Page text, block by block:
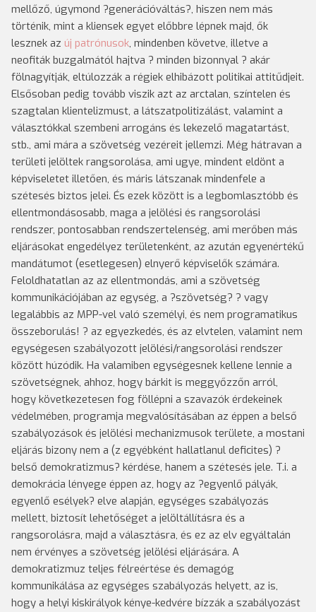
mellőző, úgymond ?generációváltás?, hiszen nem más
történik, mint a kliensek egyet előbbre lépnek majd, ők
lesznek az új patrónusok, mindenben követve, illetve a
neofiták buzgalmától hajtva ? minden bizonnyal ? akár
fölnagyítják, eltúlozzák a régiek elhibázott politikai attitűdjeit.
Elsősoban pedig tovább viszik azt az arctalan, színtelen és
szagtalan klientelizmust, a látszatpolitizálást, valamint a
választókkal szembeni arrogáns és lekezelő magatartást,
stb., ami mára a szövetség vezéreit jellemzi. Még hátravan a
területi jelöltek rangsorolása, ami ugye, mindent eldönt a
képviseletet illetően, és máris látszanak mindenfele a
szétesés biztos jelei. És ezek között is a legbomlasztóbb és
ellentmondásosabb, maga a jelölési és rangsorolási
rendszer, pontosabban rendszertelenség, ami merőben más
eljárásokat engedélyez területenként, az azután egyenértékű
mandátumot (esetlegesen) elnyerő képviselők számára.
Feloldhatatlan az az ellentmondás, ami a szövetség
kommunikációjában az egység, a ?szövetség? ? vagy
legalábbis az MPP-vel való személyi, és nem programatikus
összeborulás! ? az egyezkedés, és az elvtelen, valamint nem
egységesen szabályozott jelölési/rangsorolási rendszer
között húzódik. Ha valamiben egységesnek kellene lennie a
szövetségnek, ahhoz, hogy bárkit is meggyőzzőn arról,
hogy következetesen fog föllépni a szavazók érdekeinek
védelmében, programja megvalósításában az éppen a belső
szabályozások és jelölési mechanizmusok területe, a mostani
eljárás bizony nem a (z egyébként hallatlanul deficites) ?
belső demokratizmus? kérdése, hanem a szétesés jele. T.i. a
demokrácia lényege éppen az, hogy az ?egyenlő pályák,
egyenlő esélyek? elve alapján, egységes szabályozás
mellett, biztosít lehetőséget a jelöltállításra és a
rangsorolásra, majd a választásra, és ez az elv egyáltalán
nem érvényes a szövetség jelölési eljárására. A
demokratizmuz teljes félreértése és demagóg
kommunikálása az egységes szabályozás helyett, az is,
hogy a helyi kiskirályok kénye-kedvére bízzák a szabályozást